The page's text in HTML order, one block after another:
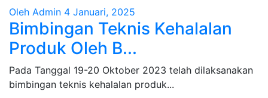
Oleh Admin 4 Januari, 2025
Bimbingan Teknis Kehalalan
Produk Oleh B...
Pada Tanggal 19-20 Oktober 2023 telah dilaksanakan
bimbingan teknis kehalalan produk...